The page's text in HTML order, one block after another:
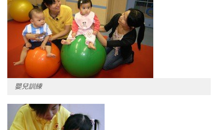
嬰兒訓練